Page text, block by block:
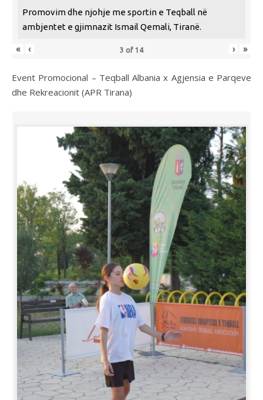
Promovim dhe njohje me sportin e Teqball në
ambjentet e gjimnazit Ismail Qemali, Tiranë.
« ‹ 3 of 14 › »
Event Promocional – Teqball Albania x Agjensia e Parqeve
dhe Rekreacionit (APR Tirana)